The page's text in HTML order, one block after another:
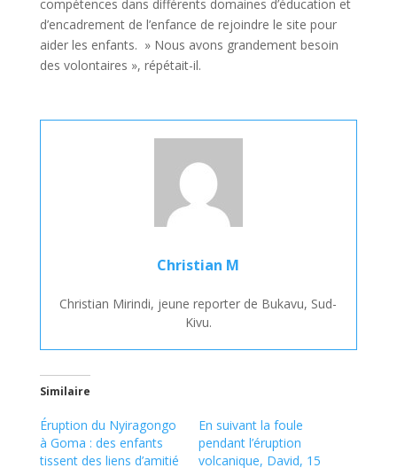
compétences dans différents domaines d’éducation et
d’encadrement de l’enfance de rejoindre le site pour
aider les enfants. » Nous avons grandement besoin
des volontaires », répétait-il.
Christian M
Christian Mirindi, jeune reporter de Bukavu, Sud-
Kivu.
Similaire
Éruption du Nyiragongo
à Goma : des enfants
tissent des liens d’amitié
En suivant la foule
pendant l’éruption
volcanique, David, 15